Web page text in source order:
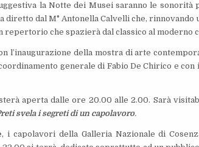
la Notte dei Musei saranno le
diretto dal M° Antonella Calvelli che,
repertorio che spazierà dal classico al moderno
l’inaugurazione della mostra di arte
generale di Fabio De Chirico e
aperta dalle ore 20.00 alle 2.00. Sarà
svela i segreti di un capolavoro.
, i capolavori della Galleria Nazionale di